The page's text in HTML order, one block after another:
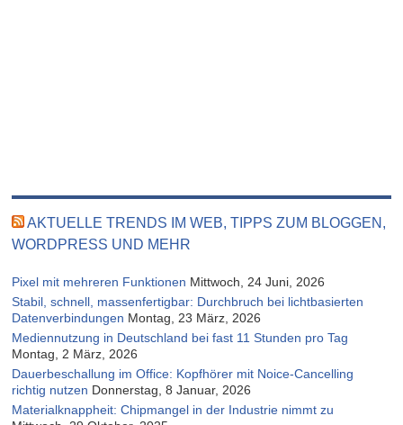
AKTUELLE TRENDS IM WEB, TIPPS ZUM BLOGGEN,
WORDPRESS UND MEHR
Pixel mit mehreren Funktionen Mittwoch, 24 Juni, 2026
Stabil, schnell, massenfertigbar: Durchbruch bei lichtbasierten
Datenverbindungen Montag, 23 März, 2026
Mediennutzung in Deutschland bei fast 11 Stunden pro Tag
Montag, 2 März, 2026
Dauerbeschallung im Office: Kopfhörer mit Noice-Cancelling
richtig nutzen Donnerstag, 8 Januar, 2026
Materialknappheit: Chipmangel in der Industrie nimmt zu